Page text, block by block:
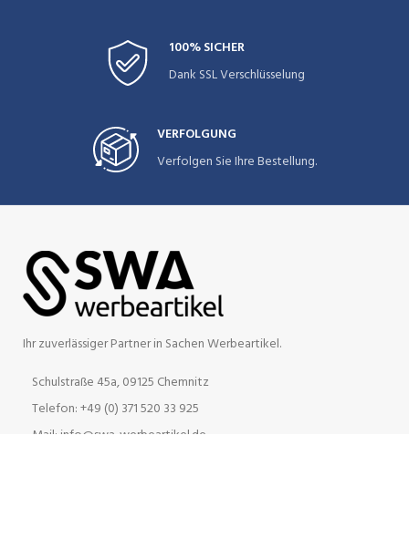
100% SICHER
Dank SSL Verschlüsselung
VERFOLGUNG
Verfolgen Sie Ihre Bestellung.
Ihr zuverlässiger Partner in Sachen Werbeartikel.
Schulstraße 45a, 09125 Chemnitz
Telefon: +49 (0) 371 520 33 925
Mail: info@swa-werbeartikel.de